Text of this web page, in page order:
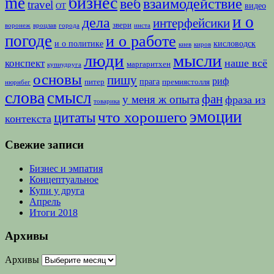
travel ОТ вебвзаимодействие видео
воронеж вроцлав города дела звери инста интерфейсикии о
погоде и о политике и о работе киев киров кисловодск
конспект купиудруга люди маргаритхен мысли наше всё
нюрнбег основы питер пишу прага премиястолля риф
словасмысл товарика у меня ж опытафан фраза из
контекста цитатычто хорошего эмоции
Свежие записи
Бизнес и эмпатия
Концептуальное
Купи у друга
Апрель
Итоги 2018
Архивы
Архивы